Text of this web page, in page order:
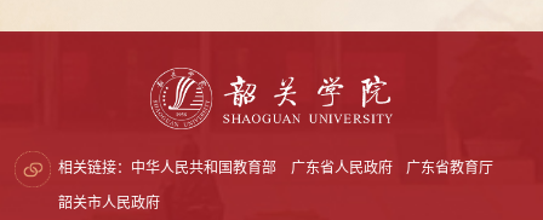
相关链接： 中华人民共和国教育部 广东省人民政府 广东省教育厅
韶关市人民政府